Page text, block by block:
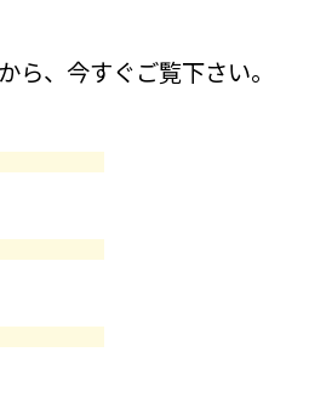
ら、今すぐご覧下さい。